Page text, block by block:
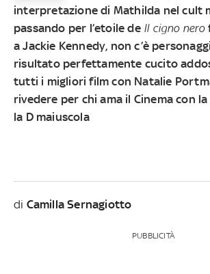
interpretazione di Mathilda nel cult
passando per l’etoile de Il cigno nero
a Jackie Kennedy, non c’è
risultato perfettamente cucito
tutti i migliori film con Natalie
rivedere per chi ama il Cinema con la
la D maiuscola
di Camilla Sernagiotto
PUBBLICITÀ